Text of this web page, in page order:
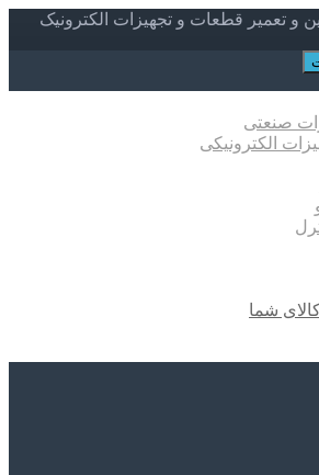
و تعمیر قطعات و تجهیزات الکترونیک
صنعتی
الکترونیکی
شما